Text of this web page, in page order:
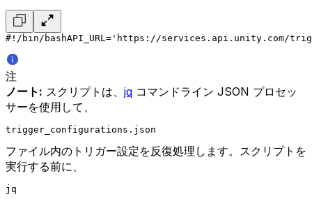
#!/bin/bashAPI_URL='https://services.api.unity.com/
注
ノート: スクリプトは、 jq コマンドライン JSON プロセッ
サーを使用して、
trigger_configurations.json
ファイル内のトリガー設定を反復処理します。スクリプトを
実行する前に、
jq